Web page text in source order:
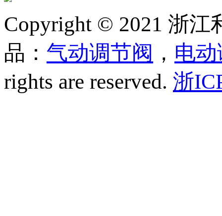
Copyright © 2021 浙
品： 气动调节阀 ， 电
rights are reserved. 浙